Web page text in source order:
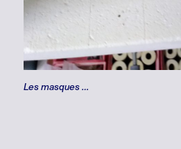
Les masques …